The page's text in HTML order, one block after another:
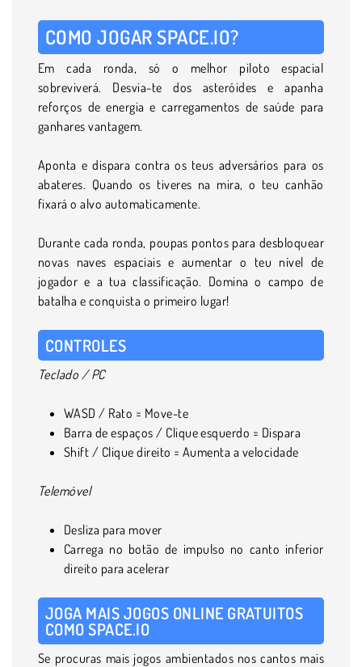
COMO JOGAR SPACE.IO?
Em cada ronda, só o melhor piloto espacial
sobreviverá. Desvia-te dos asteróides e apanha
reforços de energia e carregamentos de saúde para
ganhares vantagem.
Aponta e dispara contra os teus adversários para os
abateres. Quando os tiveres na mira, o teu canhão
fixará o alvo automaticamente.
Durante cada ronda, poupas pontos para desbloquear
novas naves espaciais e aumentar o teu nível de
jogador e a tua classificação. Domina o campo de
batalha e conquista o primeiro lugar!
CONTROLES
Teclado / PC
WASD / Rato = Move-te
Barra de espaços / Clique esquerdo = Dispara
Shift / Clique direito = Aumenta a velocidade
Telemóvel
Desliza para mover
Carrega no botão de impulso no canto inferior
direito para acelerar
JOGA MAIS JOGOS ONLINE GRATUITOS
COMO SPACE.IO
Se procuras mais jogos ambientados nos cantos mais